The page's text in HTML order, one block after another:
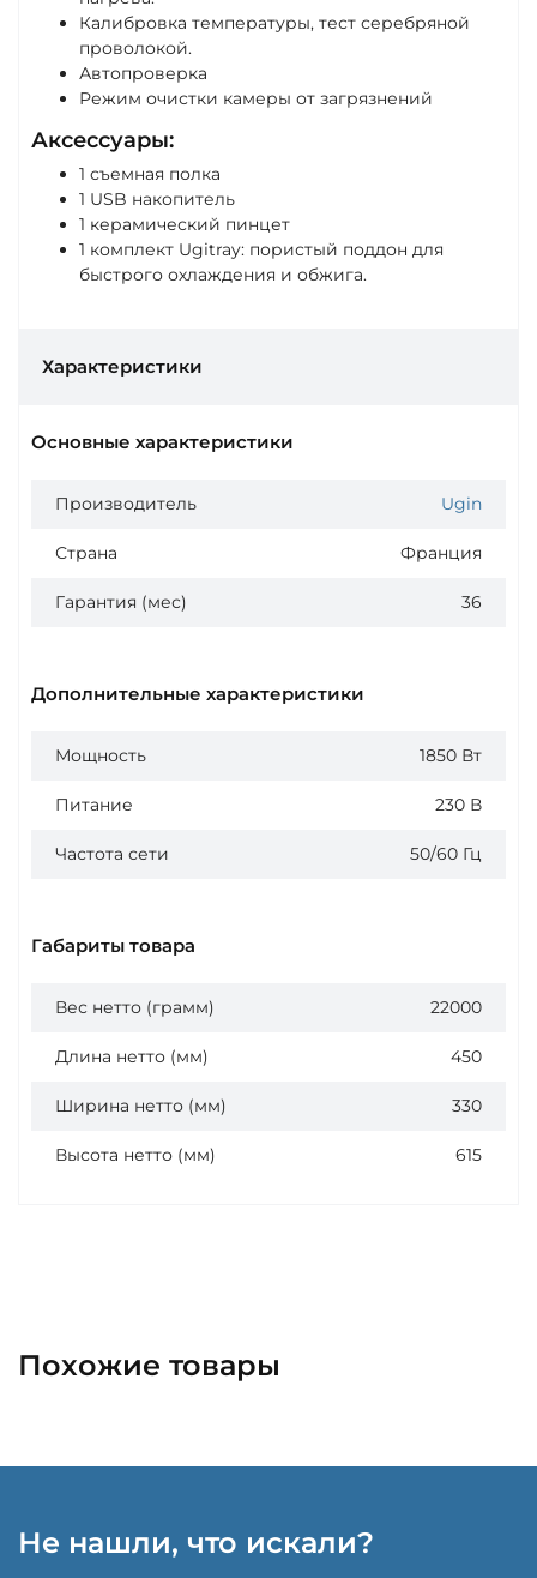
Калибровка температуры, тест серебряной
проволокой.
Автопроверка
Режим очистки камеры от загрязнений
Аксессуары:
1 съемная полка
1 USB накопитель
1 керамический пинцет
1 комплект Ugitray: пористый поддон для
быстрого охлаждения и обжига.
Характеристики
Основные характеристики
Производитель Ugin
Страна Франция
Гарантия (мес) 36
Дополнительные характеристики
Мощность 1850 Вт
Питание 230 В
Частота сети 50/60 Гц
Габариты товара
Вес нетто (грамм) 22000
Длина нетто (мм) 450
Ширина нетто (мм) 330
Высота нетто (мм) 615
Похожие товары
Не нашли, что искали?